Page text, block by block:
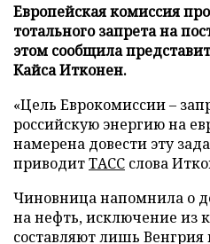
Европейская комиссия
тотального запрета на
этом сообщила
Кайса Итконен.
«Цель Еврокомиссии –
российскую энергию на
намерена довести эту
приводитТАСС слова
Чиновница напомнила о
на нефть, исключение из
составляют лишь Венгрия